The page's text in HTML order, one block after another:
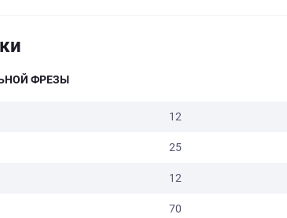
ФРЕЗЫ
12
25
12
70